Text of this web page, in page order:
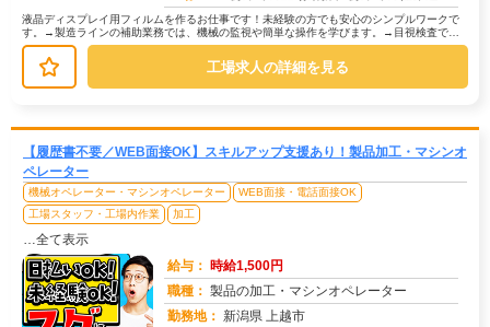
液晶ディスプレイ用フィルムを作るお仕事です！未経験の方でも安心のシンプルワークで
す。→製造ラインの補助業務では、機械の監視や簡単な操作を学びます。→目視検査で
は、製品に傷や汚れがないか確認します...
工場求人の詳細を見る
【履歴書不要／WEB面接OK】スキルアップ支援あり！製品加工・マシンオ
ペレーター
機械オペレーター・マシンオペレーター
WEB面接・電話面接OK
工場スタッフ・工場内作業
加工
…全て表示
給与： 時給1,500円
職種： 製品の加工・マシンオペレーター
勤務地： 新潟県 上越市